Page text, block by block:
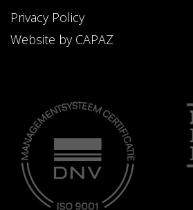
Privacy Policy
Website by CAPAZ